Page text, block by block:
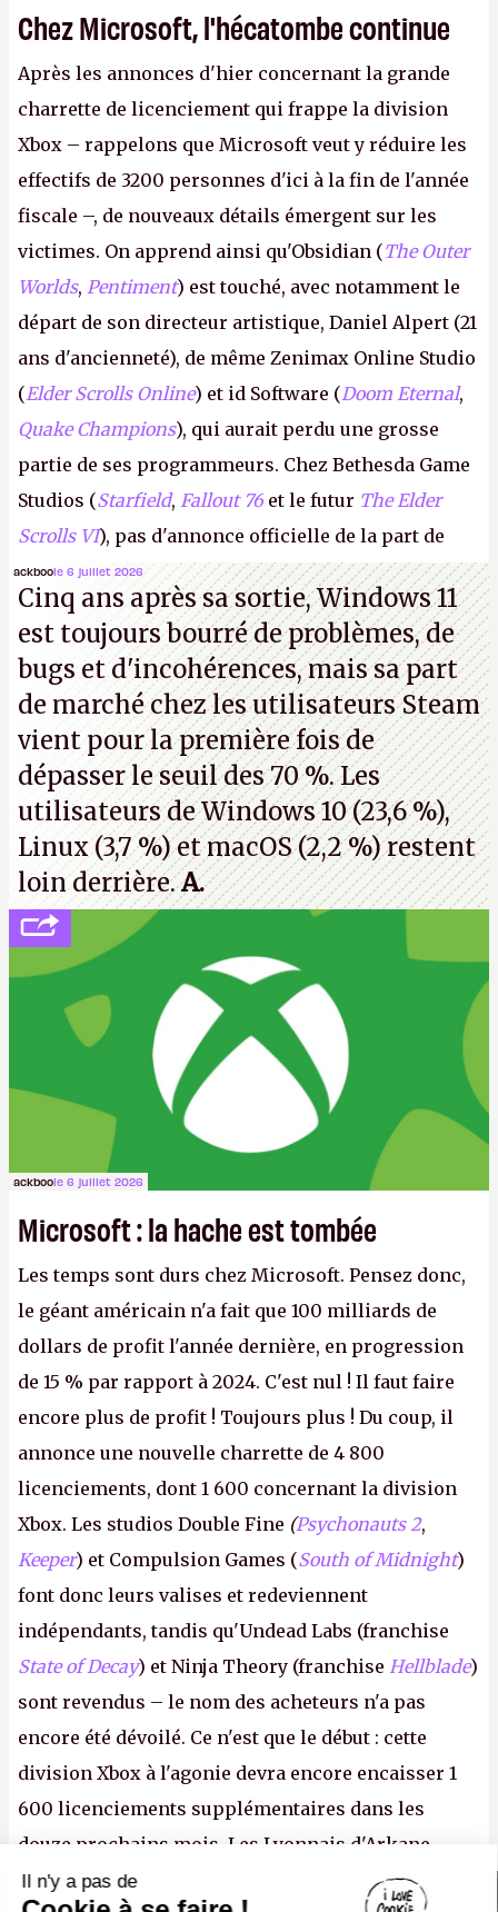
Chez Microsoft, l'hécatombe continue
Après les annonces d'hier concernant la grande
charrette de licenciement qui frappe la division
Xbox – rappelons que Microsoft veut y réduire les
effectifs de 3200 personnes d'ici à la fin de l'année
fiscale –, de nouveaux détails émergent sur les
victimes. On apprend ainsi qu'Obsidian (The Outer
Worlds, Pentiment) est touché, avec notamment le
départ de son directeur artistique, Daniel Alpert (21
ans d'ancienneté), de même Zenimax Online Studio
(Elder Scrolls Online) et id Software (Doom Eternal,
Quake Champions), qui aurait perdu une grosse
partie de ses programmeurs. Chez Bethesda Game
Studios (Starfield, Fallout 76 et le futur The Elder
Scrolls VI), pas d'annonce officielle de la part de
Microsoft, mais le syndicat des employés confirme
de nombreux licenciements.A.
ackboole 6 juillet 2026
Cinq ans après sa sortie, Windows 11
est toujours bourré de problèmes, de
bugs et d'incohérences, mais sa part
de marché chez les utilisateurs Steam
vient pour la première fois de
dépasser le seuil des 70 %. Les
utilisateurs de Windows 10 (23,6 %),
Linux (3,7 %) et macOS (2,2 %) restent
loin derrière.A.
ackboole 6 juillet 2026
Microsoft : la hache est tombée
Les temps sont durs chez Microsoft. Pensez donc,
le géant américain n'a fait que 100 milliards de
dollars de profit l'année dernière, en progression
de 15 % par rapport à 2024. C'est nul ! Il faut faire
encore plus de profit ! Toujours plus ! Du coup, il
annonce une nouvelle charrette de 4 800
licenciements, dont 1 600 concernant la division
Xbox. Les studios Double Fine (Psychonauts 2,
Keeper) et Compulsion Games (South of Midnight)
font donc leurs valises et redeviennent
indépendants, tandis qu'Undead Labs (franchise
State of Decay) et Ninja Theory (franchise Hellblade)
sont revendus – le nom des acheteurs n'a pas
encore été dévoilé. Ce n'est que le début : cette
division Xbox à l'agonie devra encore encaisser 1
600 licenciements supplémentaires dans les
douze prochains mois. Les Lyonnais d'Arkane
(Dishonored, Deathloop
) pourraient faire partie des
Canard PC
Il n'y a pas de